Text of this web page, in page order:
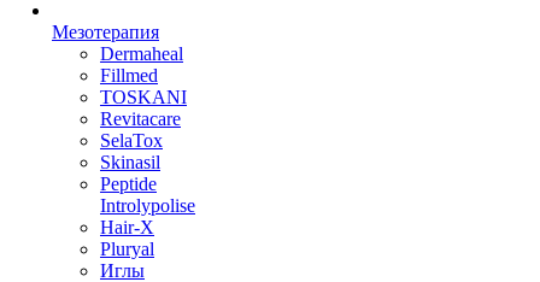
Мезотерапия
Dermaheal
Fillmed
TOSKANI
Revitacare
SelaTox
Skinasil
Peptide
Introlypolise
Hair-X
Pluryal
Иглы